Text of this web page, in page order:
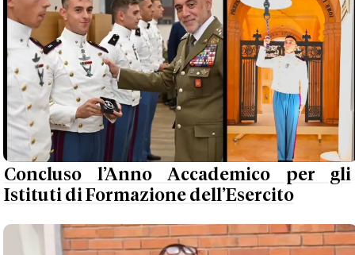
Concluso l’Anno Accademico per gli
Istituti di Formazione dell’Esercito